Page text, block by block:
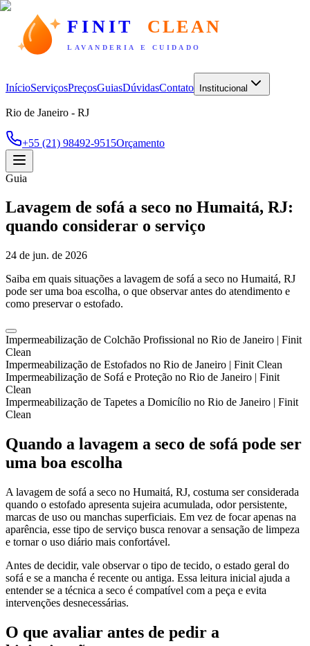
FINIT CLEAN
LAVANDERIA E CUIDADO
InícioServiçosPreçosGuiasDúvidasContato Institucional
Rio de Janeiro - RJ
+55 (21) 98492-9515Orçamento
Guia
Lavagem de sofá a seco no Humaitá, RJ:
quando considerar o serviço
24 de jun. de 2026
Saiba em quais situações a lavagem de sofá a seco no Humaitá, RJ
pode ser uma boa escolha, o que observar antes do atendimento e
como preservar o estofado.
Impermeabilização de Colchão Profissional no Rio de Janeiro | Finit
Clean
Impermeabilização de Estofados no Rio de Janeiro | Finit Clean
Impermeabilização de Sofá e Proteção no Rio de Janeiro | Finit
Clean
Impermeabilização de Tapetes a Domicílio no Rio de Janeiro | Finit
Clean
Quando a lavagem a seco de sofá pode ser
uma boa escolha
A lavagem de sofá a seco no Humaitá, RJ, costuma ser considerada
quando o estofado apresenta sujeira acumulada, odor persistente,
marcas de uso ou manchas superficiais. Em vez de focar apenas na
aparência, esse tipo de serviço busca renovar a sensação de limpeza
e tornar o uso diário mais confortável.
Antes de decidir, vale observar o tipo de tecido, o estado geral do
sofá e se a mancha é recente ou antiga. Essa leitura inicial ajuda a
entender se a técnica a seco é compatível com a peça e evita
intervenções desnecessárias.
O que avaliar antes de pedir a